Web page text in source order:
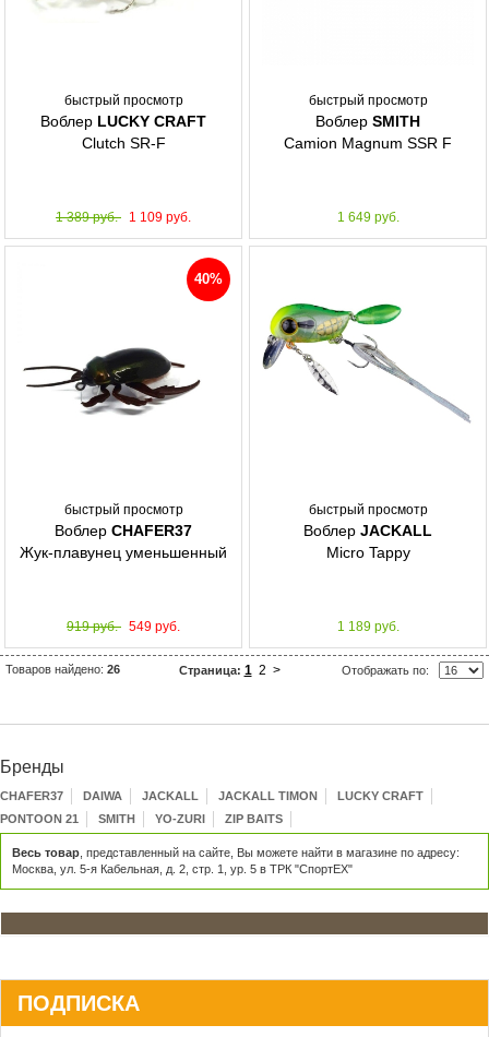
быстрый просмотр
Воблер LUCKY CRAFT
Clutch SR-F
1 389 руб. 1 109 руб.
быстрый просмотр
Воблер SMITH
Camion Magnum SSR F
1 649 руб.
быстрый просмотр
40%
Воблер CHAFER37
Жук-плавунец уменьшенный
919 руб. 549 руб.
быстрый просмотр
Воблер JACKALL
Micro Tappy
1 189 руб.
Товаров найдено: 26 Страница: 1 2 > Отображать по:
Бренды
CHAFER37 DAIWA JACKALL JACKALL TIMON
LUCKY CRAFT
PONTOON 21
SMITH YO-ZURI ZIP BAITS
Весь товар , представленный на сайте, Вы можете найти в магазине по адресу:
Москва, ул. 5-я Кабельная, д. 2, стр. 1, ур. 5 в ТРК "СпортЕХ"
ПОДПИСКА